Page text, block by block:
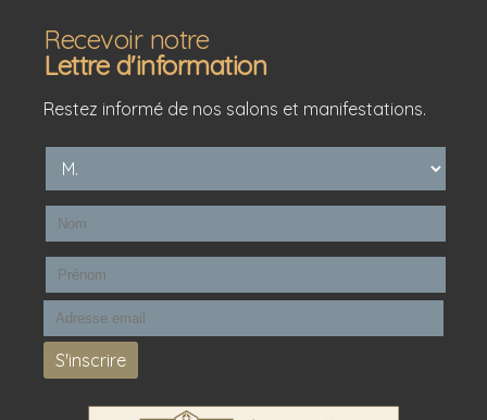
Recevoir notre
Lettre d'information
Restez informé de nos salons et manifestations.